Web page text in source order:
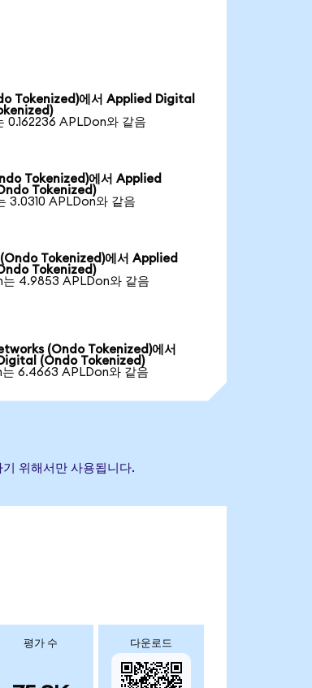
Tokenized)에서 Applied Digital
0.162236 APLDon와 같음
Tokenized)에서 Applied
Tokenized)
3.0310 APLDon와 같음
Tokenized)에서 Applied
Tokenized)
는 4.9853 APLDon와 같음
(Ondo Tokenized)에서
(Ondo Tokenized)
는 6.4663 APLDon와 같음
위해서만 사용됩니다.
평가 수 다운로드